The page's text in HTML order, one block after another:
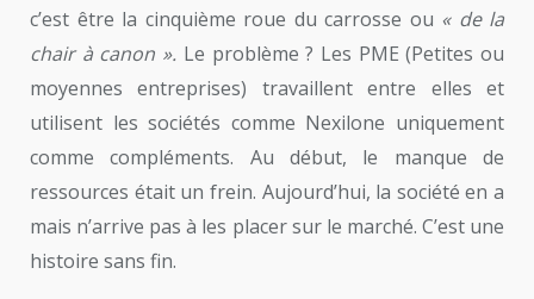
c’est être la cinquième roue du carrosse ou « de la
chair à canon ». Le problème ? Les PME (Petites ou
moyennes entreprises) travaillent entre elles et
utilisent les sociétés comme Nexilone uniquement
comme compléments. Au début, le manque de
ressources était un frein. Aujourd’hui, la société en a
mais n’arrive pas à les placer sur le marché. C’est une
histoire sans fin.